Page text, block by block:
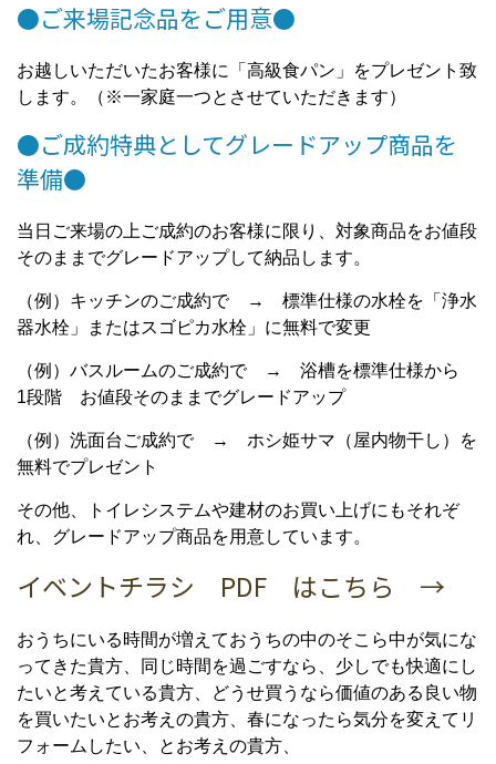
●ご来場記念品をご用意●
お越しいただいたお客様に「高級食パン」をプレゼント致
します。（※一家庭一つとさせていただきます）
●ご成約特典としてグレードアップ商品を
準備●
当日ご来場の上ご成約のお客様に限り、対象商品をお値段
そのままでグレードアップして納品します。
（例）キッチンのご成約で → 標準仕様の水栓を「浄水
器水栓」またはスゴピカ水栓」に無料で変更
（例）バスルームのご成約で → 浴槽を標準仕様から
1段階 お値段そのままでグレードアップ
（例）洗面台ご成約で → ホシ姫サマ（屋内物干し）を
無料でプレゼント
その他、トイレシステムや建材のお買い上げにもそれぞ
れ、グレードアップ商品を用意しています。
イベントチラシ PDF はこちら →
おうちにいる時間が増えておうちの中のそこら中が気にな
ってきた貴方、同じ時間を過ごすなら、少しでも快適にし
たいと考えている貴方、どうせ買うなら価値のある良い物
を買いたいとお考えの貴方、春になったら気分を変えてリ
フォームしたい、とお考えの貴方、